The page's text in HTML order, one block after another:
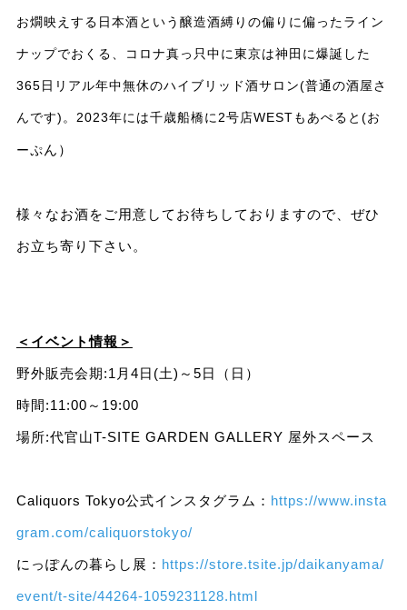
お燗映えする日本酒という醸造酒縛りの偏りに偏ったライン
ナップでおくる、コロナ真っ只中に東京は神田に爆誕した
365日リアル年中無休のハイブリッド酒サロン(普通の酒屋さ
んです)。2023年には千歳船橋に2号店WESTもあぺると(お
ーぷん）
様々なお酒をご用意してお待ちしておりますので、ぜひ
お立ち寄り下さい。
＜イベント情報＞
野外販売会期:1月4日(土)～5日（日）
時間:11:00～19:00
場所:代官山T-SITE GARDEN GALLERY 屋外スペース
Caliquors Tokyo公式インスタグラム： https://www.insta
gram.com/caliquorstokyo/
にっぽんの暮らし展： https://store.tsite.jp/daikanyama/
event/t-site/44264-1059231128.html